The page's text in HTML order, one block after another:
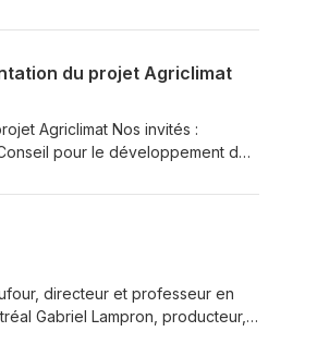
du Québec.
du projet Agriclimat
Agriclimat Nos invités :
pour le développement de
et CRAAQ Une initiative
conclue entre les
directeur et professeur en
Gabriel Lampron, producteur,